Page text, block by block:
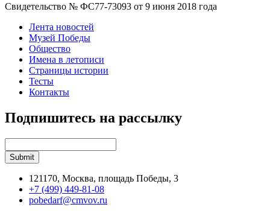
Свидетельство № ФС77-73093 от 9 июня 2018 года
Лента новостей
Музей Победы
Общество
Имена в летописи
Страницы истории
Тесты
Контакты
Подпишитесь на рассылку
121170, Москва, площадь Победы, 3
+7 (499) 449-81-08
pobedarf@cmvov.ru